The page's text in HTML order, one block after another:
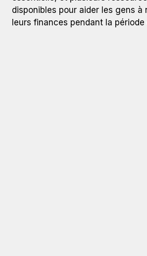
disponibles pour aider les gens à
leurs finances pendant la